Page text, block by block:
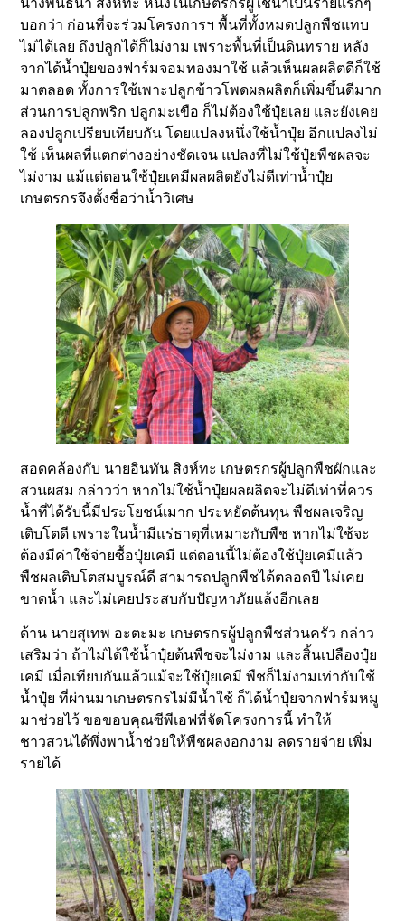
บอกว่า ก่อนที่จะร่วมโครงการฯ พื้นที่ทั้งหมดปลูกพืชแทบ
ไม่ได้เลย ถึงปลูกได้ก็ไม่งาม เพราะพื้นที่เป็นดินทราย หลัง
จากได้น้ำปุ๋ยของฟาร์มจอมทองมาใช้ แล้วเห็นผลผลิตดีก็ใช้
มาตลอด ทั้งการใช้เพาะปลูกข้าวโพดผลผลิตก็เพิ่มขึ้นดีมาก
ส่วนการปลูกพริก ปลูกมะเขือ ก็ไม่ต้องใช้ปุ๋ยเลย และยังเคย
ลองปลูกเปรียบเทียบกัน โดยแปลงหนึ่งใช้น้ำปุ๋ย อีกแปลงไม่
ใช้ เห็นผลที่แตกต่างอย่างชัดเจน แปลงที่ไม่ใช้ปุ๋ยพืชผลจะ
ไม่งาม แม้แต่ตอนใช้ปุ๋ยเคมีผลผลิตยังไม่ดีเท่าน้ำปุ๋ย
เกษตรกรจึงตั้งชื่อว่าน้ำวิเศษ
สอดคล้องกับ นายอินทัน สิงห์ทะ เกษตรกรผู้ปลูกพืชผักและ
สวนผสม กล่าวว่า หากไม่ใช้น้ำปุ๋ยผลผลิตจะไม่ดีเท่าที่ควร
น้ำที่ได้รับนี้มีประโยชน์เมาก ประหยัดต้นทุน พืชผลเจริญ
เติบโตดี เพราะในน้ำมีแร่ธาตุที่เหมาะกับพืช หากไม่ใช้จะ
ต้องมีค่าใช้จ่ายซื้อปุ๋ยเคมี แต่ตอนนี้ไม่ต้องใช้ปุ๋ยเคมีแล้ว
พืชผลเติบโตสมบูรณ์ดี สามารถปลูกพืชได้ตลอดปี ไม่เคย
ขาดน้ำ และไม่เคยประสบกับปัญหาภัยแล้งอีกเลย
ด้าน นายสุเทพ อะตะมะ เกษตรกรผู้ปลูกพืชส่วนครัว กล่าว
เสริมว่า ถ้าไม่ได้ใช้น้ำปุ๋ยต้นพืชจะไม่งาม และสิ้นเปลืองปุ๋ย
เคมี เมื่อเทียบกันแล้วแม้จะใช้ปุ๋ยเคมี พืชก็ไม่งามเท่ากับใช้
น้ำปุ๋ย ที่ผ่านมาเกษตรกรไม่มีน้ำใช้ ก็ได้น้ำปุ๋ยจากฟาร์มหมู
มาช่วยไว้ ขอขอบคุณซีพีเอฟที่จัดโครงการนี้ ทำให้
ชาวสวนได้พึ่งพาน้ำช่วยให้พืชผลงอกงาม ลดรายจ่าย เพิ่ม
รายได้